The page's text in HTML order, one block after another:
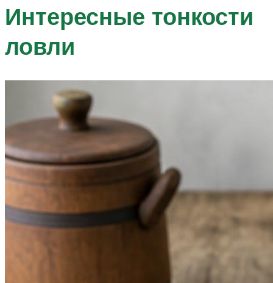
Интересные тонкости
ловли